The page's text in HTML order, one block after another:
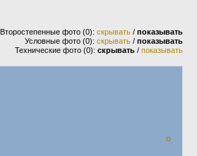
Второстепенные фото (0): скрывать / показывать
Условные фото (0): скрывать / показывать
Технические фото (0): скрывать / показывать
¤